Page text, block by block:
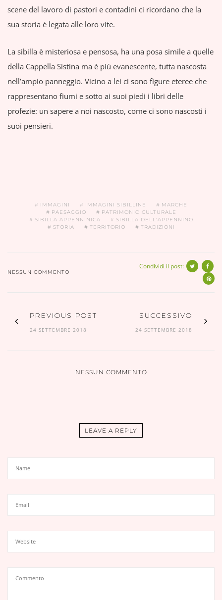
scene del lavoro di pastori e contadini ci ricordano che la
sua storia è legata alle loro vite.
La sibilla è misteriosa e pensosa, ha una posa simile a quelle
della Cappella Sistina ma è più evanescente, tutta nascosta
nell’ampio panneggio. Vicino a lei ci sono figure eteree che
rappresentano fiumi e sotto ai suoi piedi i libri delle
profezie: un sapere a noi nascosto, come ci sono nascosti i
suoi pensieri.
IMMAGINI IMMAGINI SIBILLINE
MARCHE
PAESAGGIO
PATRIMONIO CULTURALE
SIBILLA APPENNINICA
SIBILLA DELL'APPENNINO
STORIA
TERRITORIO TRADIZIONI
NESSUN COMMENTO
Condividi il post:
PREVIOUS POST
24 SETTEMBRE 2018
SUCCESSIVO
24 SETTEMBRE 2018
NESSUN COMMENTO
LEAVE A REPLY